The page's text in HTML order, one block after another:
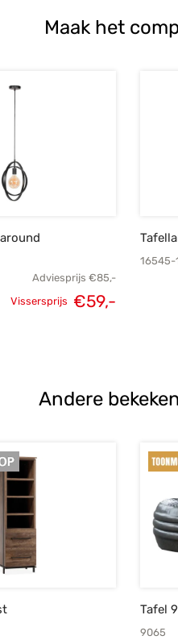
Maak het
Adviesprijs €85,-
Vissersprijs €59,-
16545-
Andere
Tafel
9065